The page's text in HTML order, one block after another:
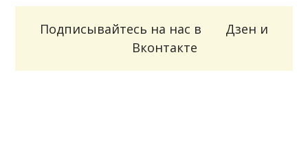
Подписывайтесь на нас в Дзен и
Вконтакте